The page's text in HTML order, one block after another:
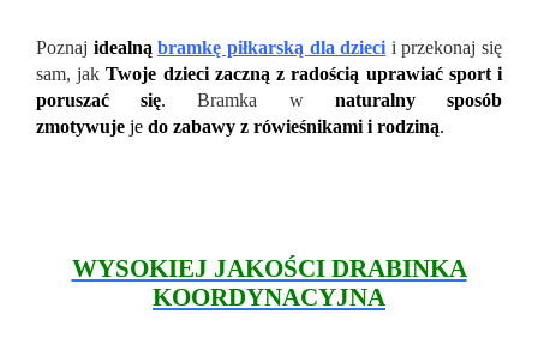
Poznaj idealną bramkę piłkarską dla dzieci i przekonaj się
sam, jakTwoje dzieci zaczną z radością uprawiać sport i
poruszać się. Bramka w naturalny sposób
zmotywuje je do zabawy z rówieśnikami i rodziną.
WYSOKIEJ JAKOŚCI DRABINKA
KOORDYNACYJNA